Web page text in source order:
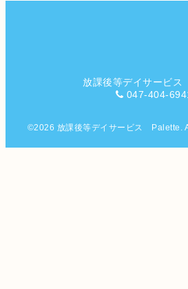
放課後等デイサービ
047-404-
©2026 放課後等デイサービス Palette